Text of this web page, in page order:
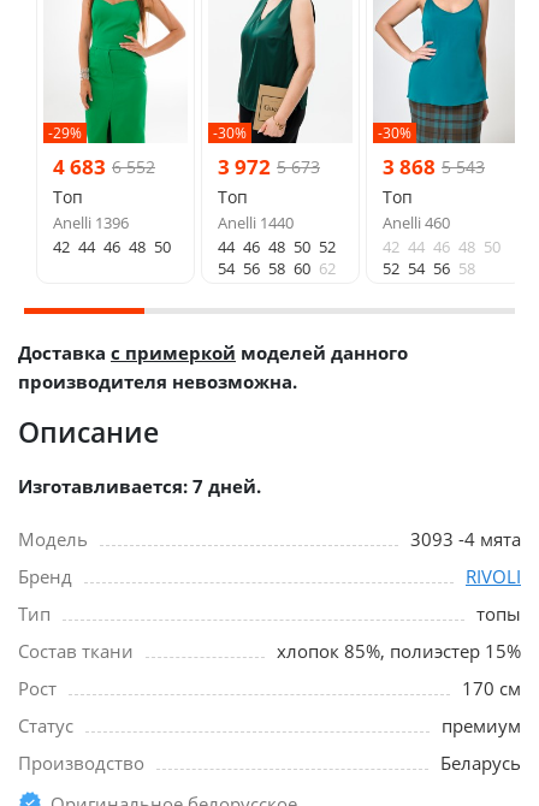
-29%
4 683 6 552
Топ
Anelli 1396
42 44 46 48 50
-30%
3 972 5 673
Топ
Anelli 1440
44 46 48 50 52
54 56 58 60 62
-30%
3 868 5 543
Топ
Anelli 460
42 44 46 48 50
52 54 56 58
Доставка с примеркой моделей данного
производителя невозможна.
Описание
Изготавливается: 7 дней.
Модель
3093 -4 мята
Бренд
RIVOLI
Тип
топы
Состав ткани
хлопок 85%, полиэстер 15%
Рост
170 см
Статус
премиум
Производство
Беларусь